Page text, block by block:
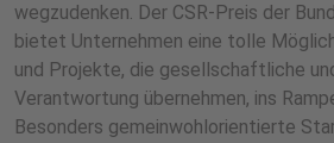
wegzudenken. Der CSR-Preis der
bietet Unternehmen eine tolle
und Projekte, die gesellschaftliche
Verantwortung übernehmen, ins
Besonders gemeinwohlorientierte